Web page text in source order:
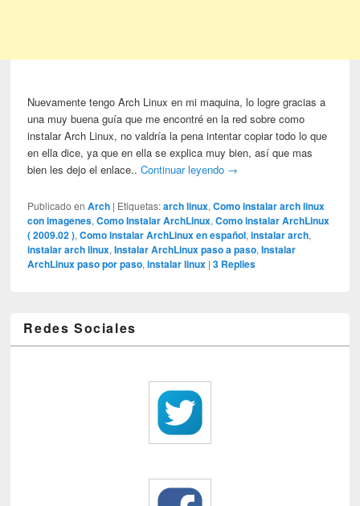
Nuevamente tengo Arch Linux en mi maquina, lo logre gracias a
una muy buena guía que me encontré en la red sobre como
instalar Arch Linux, no valdría la pena intentar copiar todo lo que
en ella dice, ya que en ella se explica muy bien, así que mas
bien les dejo el enlace..Continuar leyendo →
Publicado en Arch | Etiquetas: arch linux,Como instalar arch linux
con imagenes,Como Instalar ArchLinux,Como instalar ArchLinux
( 2009.02 ),Como instalar ArchLinux en español,instalar arch,
instalar arch linux,Instalar ArchLinux paso a paso,Instalar
ArchLinux paso por paso,instalar linux |3 Replies
Redes Sociales